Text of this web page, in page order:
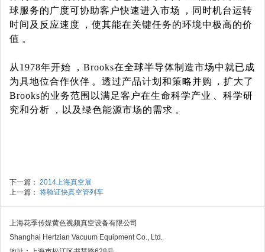
球服务的广度可协助客户快速进入市场，同时机台运转
时间及反应速度，使其能在关键任务的环境中极高的价
值。
从 1978年开始， Brooks在全球半导体制造市场中就已成
为具地位合作伙伴。透过产品计划和策略并购，扩大了
Brooks的业务范围以满足客户在生命科学产业、科学研
究和分析，以及绿色能源市场的需求。
下一篇： 2014上海真空展
上一篇： 将验证快真空管列车
上海花季传媒黄色视频真空设备有限公司
Shanghai Hertzian Vacuum Equipment Co., Ltd.